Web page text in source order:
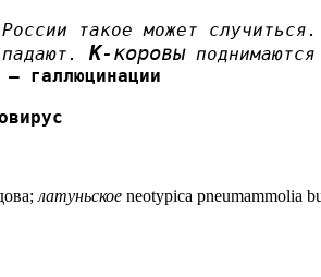
такое может
К-коровы
галлюцинации
латуньское neotypica pneumammolia